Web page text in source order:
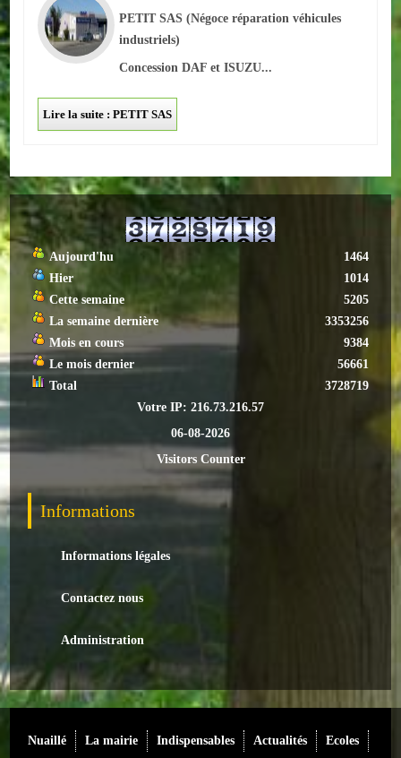
Batiments/TP
Services
Actualités
PETIT SAS (Négoce réparation véhicules
industriels)
Concession DAF et ISUZU...
Lire la suite : PETIT SAS
Aujourd'hu
Hier
Cette semaine
La semaine dernière
Mois en cours
Le mois dernier
Total
1464
1014
5205
3353256
9384
56661
3728719
Votre IP: 216.73.216.57
06-08-2026
Visitors Counter
Informations
Informations légales
Contactez nous
Administration
Nuaillé La mairie Indispensables Actualités Ecoles